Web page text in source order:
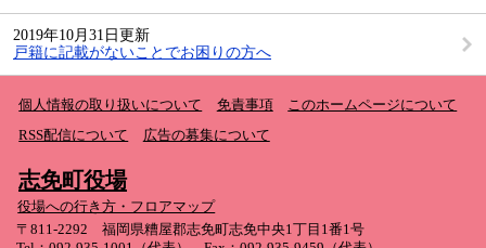
2019年10月31日更新
戸籍に記載がないことでお困りの方へ
個人情報の取り扱いについて 免責事項
このホームページについて
RSS配信について
広告の募集について
志免町役場
役場への行き方・フロアマップ
〒811-2292 福岡県糟屋郡志免町志免中央1丁目1番1号